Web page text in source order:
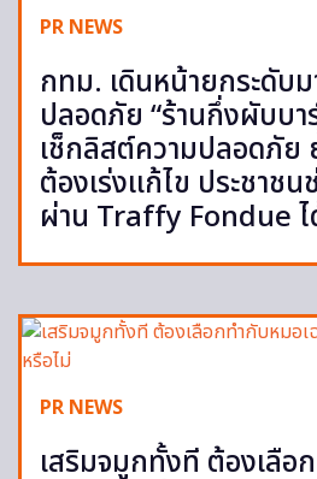
PR NEWS
กทม. เดินหน้ายกระดับ
ปลอดภัย “ร้านกึ่งผับบา
เช็กลิสต์ความปลอดภัย
ต้องเร่งแก้ไข ประชาชน
ผ่าน Traffy Fondue
PR NEWS
เสริมจมูกทั้งที ต้องเลือ